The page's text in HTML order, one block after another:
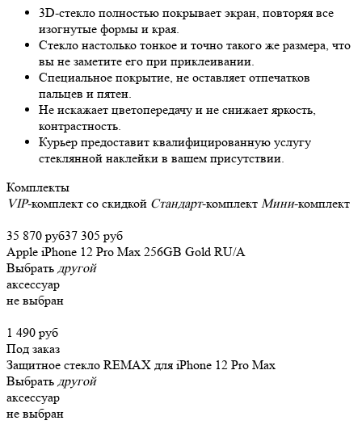
3D-стекло полностью покрывает экран, повторяя все
изогнутые формы и края.
Стекло настолько тонкое и точно такого же размера, что
вы не заметите его при приклеивании.
Специальное покрытие, не оставляет отпечатков
пальцев и пятен.
Не искажает цветопередачу и не снижает яркость,
контрастность.
Курьер предоставит квалифицированную услугу
стеклянной наклейки в вашем присутствии.
Комплекты
VIP-комплект со скидкой Стандарт-комплект Мини-комплект
35 870 руб37 305 руб
Apple iPhone 12 Pro Max 256GB Gold RU/A
Выбрать другой
аксессуар
не выбран
1 490 руб
Под заказ
Защитное стекло REMAX для iPhone 12 Pro Max
Выбрать другой
аксессуар
не выбран